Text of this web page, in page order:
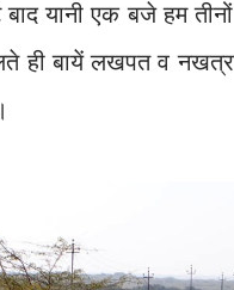
यानी एक बजे हम
ही बायें लखपत व